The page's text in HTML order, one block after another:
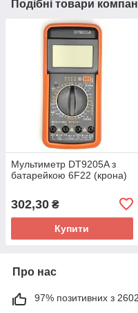
Подібні товари
Мультиметр DT9205A з
батарейкою 6F22 (крона)
302,30 ₴
Купити
Про нас
97% позитивних з 2602